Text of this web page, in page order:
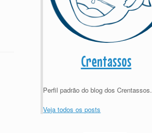
Crentassos
Perfil padrão do blog dos Crentassos.
Veja todos os posts